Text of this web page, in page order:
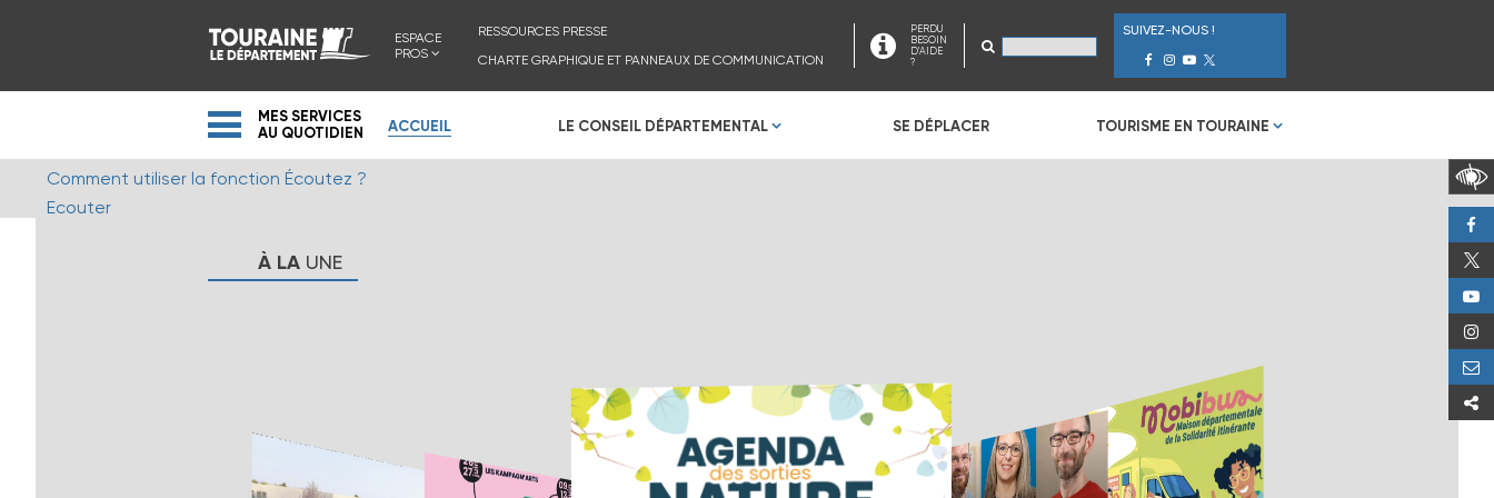
ESPACE
PROS
RESSOURCES PRESSE
CHARTE GRAPHIQUE ET PANNEAUX DE COMMUNICATION
PERDU
BESOIN
D'AIDE
?
SUIVEZ-NOUS !
MES SERVICES
AU QUOTIDIEN
ACCUEIL LE CONSEIL DÉPARTEMENTAL SE DÉPLACER TOURISME EN TOURAINE
Comment utiliser la fonction Écoutez ?
Ecouter
À LA UNE